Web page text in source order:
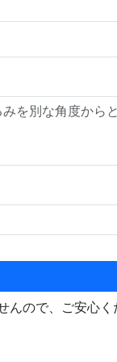
んので、ご安心く